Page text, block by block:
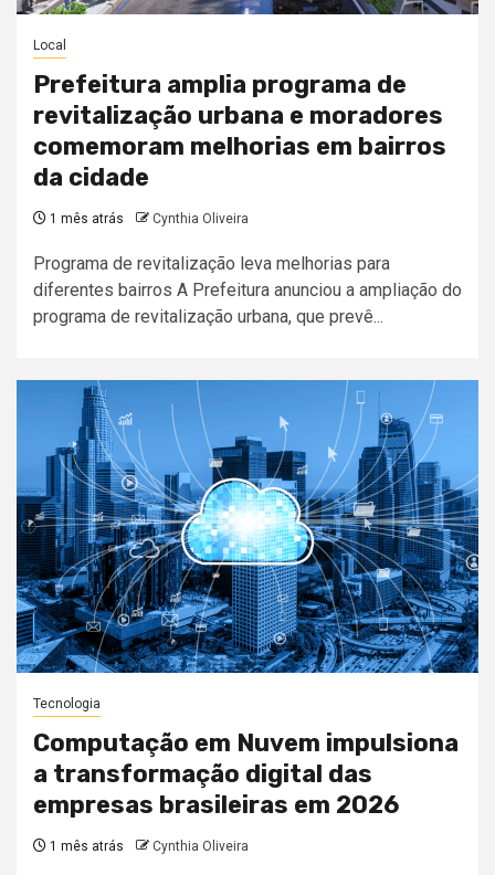
Local
Prefeitura amplia programa de
revitalização urbana e moradores
comemoram melhorias em bairros
da cidade
1 mês atrás Cynthia Oliveira
Programa de revitalização leva melhorias para
diferentes bairros A Prefeitura anunciou a ampliação do
programa de revitalização urbana, que prevê...
Tecnologia
Computação em Nuvem impulsiona
a transformação digital das
empresas brasileiras em 2026
1 mês atrás Cynthia Oliveira